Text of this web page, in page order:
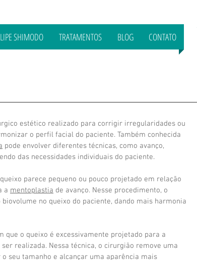
SHIMODO TRATAMENTOS BLOG CONTATO
estético realizado para corrigir irregularidades ou
o perfil facial do paciente. Também conhecida
pode envolver diferentes técnicas, como avanço,
das necessidades individuais do paciente.
parece pequeno ou pouco projetado em relação
a mentoplastia de avanço. Nesse procedimento, o
no queixo do paciente, dando mais harmonia
que o queixo é excessivamente projetado para a
ser realizada. Nessa técnica, o cirurgião remove uma
seu tamanho e alcançar uma aparência mais